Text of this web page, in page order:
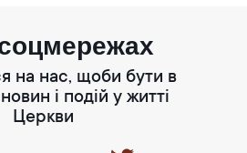
на нас, щоби бути в
і подій у житті
Церкви